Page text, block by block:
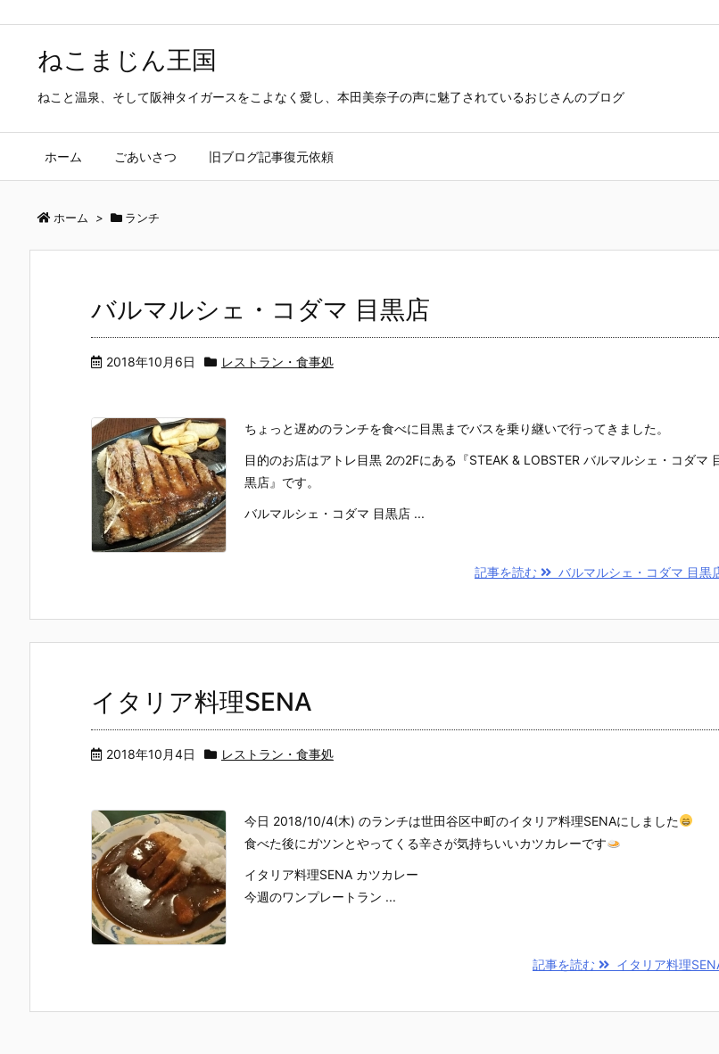
ねこまじん王国
ねこと温泉、そして阪神タイガースをこよなく愛し、本田美奈子の声に魅了されているおじさんのブログ
ホーム ごあいさつ 旧ブログ記事復元依頼
ホーム > ランチ
バルマルシェ・コダマ 目黒店
2018年10月6日 レストラン・食事処
ちょっと遅めのランチを食べに目黒までバスを乗り継いで行ってきました。
目的のお店はアトレ目黒 2の2Fにある『STEAK & LOBSTER バルマルシェ・コダマ
黒店』です。
バルマルシェ・コダマ 目黒店 ...
記事を読む バルマルシェ・コダマ 目黒
イタリア料理SENA
2018年10月4日 レストラン・食事処
今日 2018/10/4(木) のランチは世田谷区中町のイタリア料理SENAにしました
食べた後にガツンとやってくる辛さが気持ちいいカツカレーです
イタリア料理SENA カツカレー
今週のワンプレートラン ...
記事を読む イタリア料理